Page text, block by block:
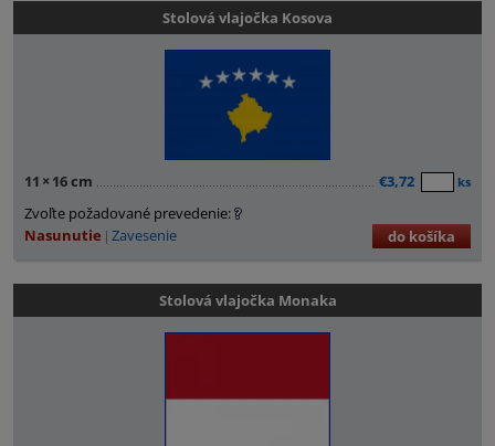
Stolová vlajočka Kosova
11 × 16 cm €3,72 ks
Zvoľte požadované prevedenie:
Nasunutie Zavesenie do košíka
Stolová vlajočka Monaka